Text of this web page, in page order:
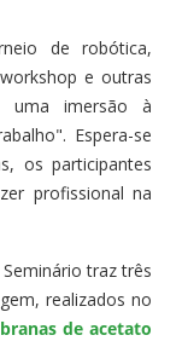
de robótica,
e outras
uma imersão à
Espera-se
os participantes
profissional na
traz três
realizados no
de acetato